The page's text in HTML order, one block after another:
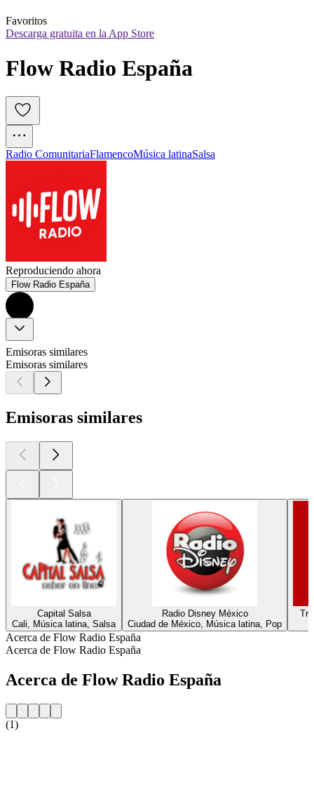
Favoritos
Descarga gratuita en la App Store
Flow Radio España
Radio ComunitariaFlamencoMúsica latinaSalsa
Reproduciendo ahora
Flow Radio España
Emisoras similares
Emisoras similares
Emisoras similares
Capital Salsa
Cali, Música latina, Salsa
Radio Disney México
Ciudad de México, Música latina, Pop
Acerca de Flow Radio España
Acerca de Flow Radio España
Acerca de Flow Radio España
(1)